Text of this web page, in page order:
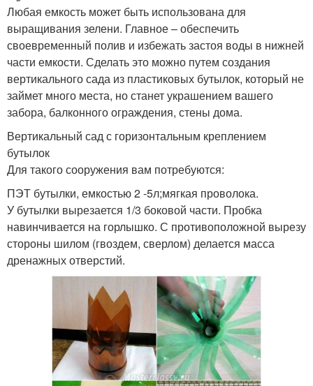
Любая емкость может быть использована для
выращивания зелени. Главное – обеспечить
своевременный полив и избежать застоя воды в нижней
части емкости. Сделать это можно путем создания
вертикального сада из пластиковых бутылок, который не
займет много места, но станет украшением вашего
забора, балконного ограждения, стены дома.
Вертикальный сад с горизонтальным креплением
бутылок
Для такого сооружения вам потребуются:
ПЭТ бутылки, емкостью 2 -5л;мягкая проволока.
У бутылки вырезается 1/3 боковой части. Пробка
навинчивается на горлышко. С противоположной вырезу
стороны шилом (гвоздем, сверлом) делается масса
дренажных отверстий.